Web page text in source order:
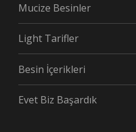
Mucize Besinler
Light Tarifler
Besin İçerikleri
Evet Biz Başardık